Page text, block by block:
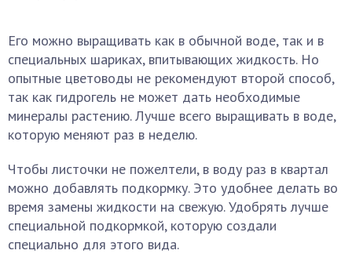
Его можно выращивать как в обычной воде, так и в
специальных шариках, впитывающих жидкость. Но
опытные цветоводы не рекомендуют второй способ,
так как гидрогель не может дать необходимые
минералы растению. Лучше всего выращивать в воде,
которую меняют раз в неделю.
Чтобы листочки не пожелтели, в воду раз в квартал
можно добавлять подкормку. Это удобнее делать во
время замены жидкости на свежую. Удобрять лучше
специальной подкормкой, которую создали
специально для этого вида.